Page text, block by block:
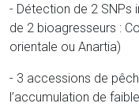
- Détection de 2 SNPs
de 2 bioagresseurs :
orientale ou Anartia)
- 3 accessions de
l’accumulation de